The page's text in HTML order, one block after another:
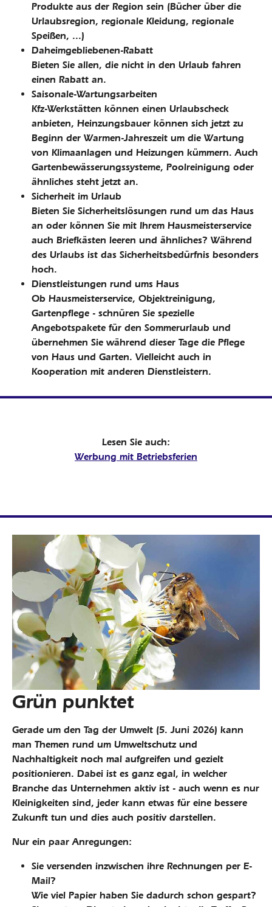
Produkte aus der Region sein (Bücher über die
Urlaubsregion, regionale Kleidung, regionale
Speißen, ...)
Daheimgebliebenen-Rabatt
Bieten Sie allen, die nicht in den Urlaub fahren
einen Rabatt an.
Saisonale-Wartungsarbeiten
Kfz-Werkstätten können einen Urlaubscheck
anbieten, Heinzungsbauer können sich jetzt zu
Beginn der Warmen-Jahreszeit um die Wartung
von Klimaanlagen und Heizungen kümmern. Auch
Gartenbewässerungssysteme, Poolreinigung oder
ähnliches steht jetzt an.
Sicherheit im Urlaub
Bieten Sie Sicherheitslösungen rund um das Haus
an oder können Sie mit Ihrem Hausmeisterservice
auch Briefkästen leeren und ähnliches? Während
des Urlaubs ist das Sicherheitsbedürfnis besonders
hoch.
Dienstleistungen rund ums Haus
Ob Hausmeisterservice, Objektreinigung,
Gartenpflege - schnüren Sie spezielle
Angebotspakete für den Sommerurlaub und
übernehmen Sie während dieser Tage die Pflege
von Haus und Garten. Vielleicht auch in
Kooperation mit anderen Dienstleistern.
Lesen Sie auch:
Werbung mit Betriebsferien
Grün punktet
Gerade um den Tag der Umwelt (5. Juni 2026) kann
man Themen rund um Umweltschutz und
Nachhaltigkeit noch mal aufgreifen und gezielt
positionieren. Dabei ist es ganz egal, in welcher
Branche das Unternehmen aktiv ist - auch wenn es nur
Kleinigkeiten sind, jeder kann etwas für eine bessere
Zukunft tun und dies auch positiv darstellen.
Nur ein paar Anregungen:
Sie versenden inzwischen ihre Rechnungen per E-
Mail?
Wie viel Papier haben Sie dadurch schon gespart?